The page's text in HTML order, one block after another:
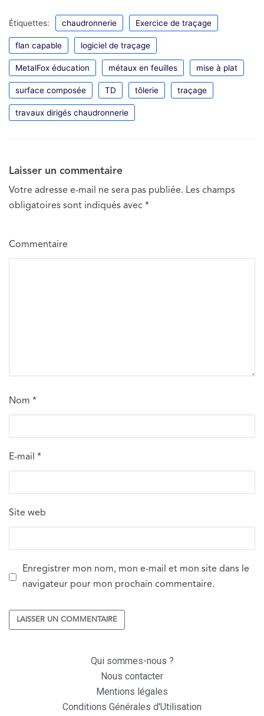
Étiquettes: chaudronnerie Exercice de traçage
flan capable logiciel de traçage
MetalFox éducation métaux en feuilles mise à plat
surface composée TD tôlerie traçage
travaux dirigés chaudronnerie
Laisser un commentaire
Votre adresse e-mail ne sera pas publiée. Les champs
obligatoires sont indiqués avec *
Commentaire
Nom *
E-mail *
Site web
Enregistrer mon nom, mon e-mail et mon site dans le
navigateur pour mon prochain commentaire.
Qui sommes-nous ?
Nous contacter
Mentions légales
Conditions Générales d'Utilisation